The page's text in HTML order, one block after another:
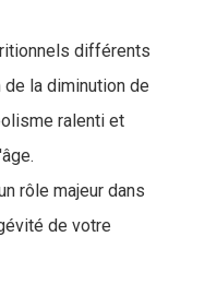
différents
la diminution de
ralenti et
rôle majeur dans
de votre